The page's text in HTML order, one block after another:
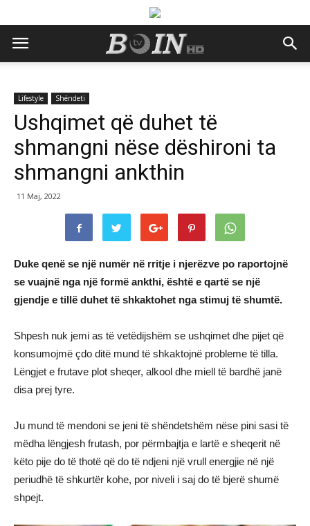
Lifestyle Shëndeti
Ushqimet që duhet të
shmangni nëse dëshironi ta
shmangni ankthin
11 Maj, 2022
Duke qenë se një numër në rritje i njerëzve po raportojnë
se vuajnë nga një formë ankthi, është e qartë se një
gjendje e tillë duhet të shkaktohet nga stimuj të shumtë.
Shpesh nuk jemi as të vetëdijshëm se ushqimet dhe pijet që
konsumojmë çdo ditë mund të shkaktojnë probleme të tilla.
Lëngjet e frutave plot sheqer, alkool dhe miell të bardhë janë
disa prej tyre.
Ju mund të mendoni se jeni të shëndetshëm nëse pini sasi të
mëdha lëngjesh frutash, por përmbajtja e lartë e sheqerit në
këto pije do të thotë që do të ndjeni një vrull energjie në një
periudhë të shkurtër kohe, por niveli i saj do të bjerë shumë
shpejt.